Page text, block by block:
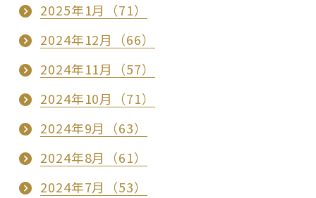
2025年1月（71）
2024年12月（66）
2024年11月（57）
2024年10月（71）
2024年9月（63）
2024年8月（61）
2024年7月（53）